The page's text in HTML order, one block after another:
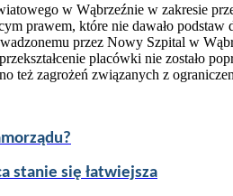
w Wąbrzeźnie w zakresie
prawem, które nie dawało
przez Nowy Szpital w
placówki nie zostało
też zagrożeń związanych z
stanie się łatwiejsza